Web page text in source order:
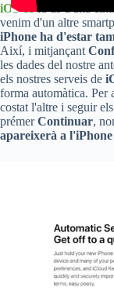
iOS 11
fa ús d'una
venim d'un altre
iPhone ha d'estar
Així, i mitjançant
les dades del nostre
els nostres serveis de
forma automàtica. Per
costat l'altre i seguir
prémerContinuar,
apareixerà a